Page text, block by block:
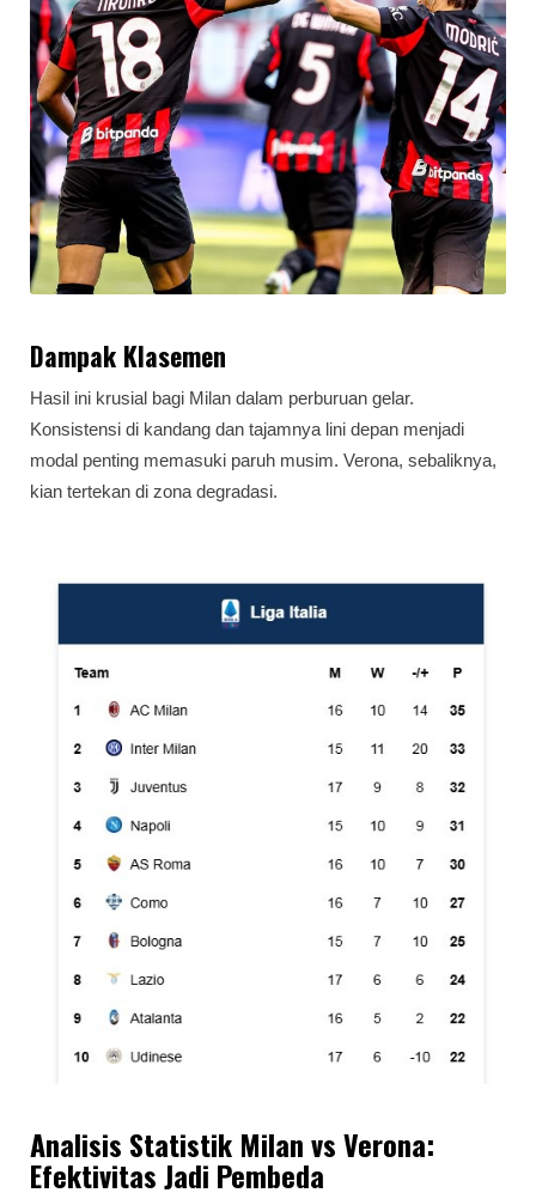
Dampak Klasemen
Hasil ini krusial bagi Milan dalam perburuan gelar.
Konsistensi di kandang dan tajamnya lini depan menjadi
modal penting memasuki paruh musim. Verona, sebaliknya,
kian tertekan di zona degradasi.
Analisis Statistik Milan vs Verona:
Efektivitas Jadi Pembeda